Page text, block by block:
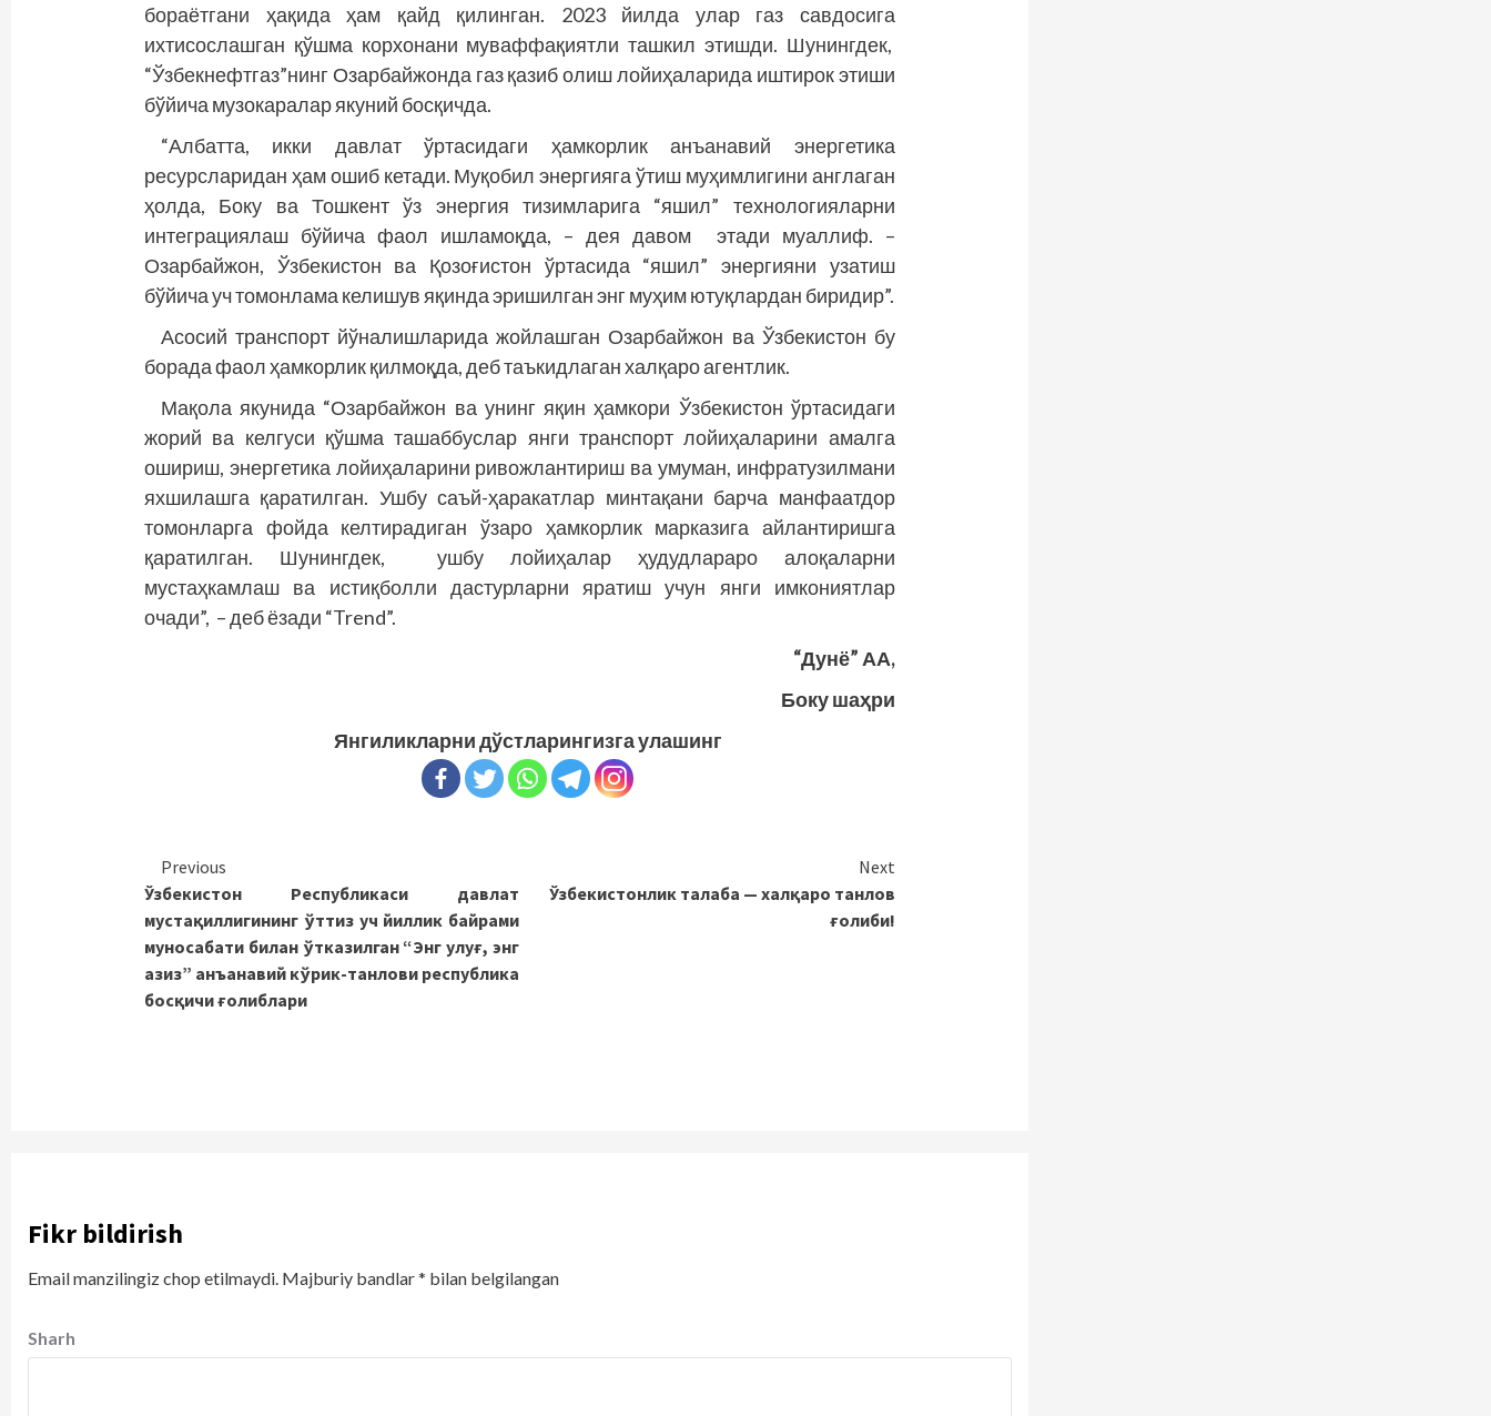
бораётгани ҳақида ҳам қайд қилинган. 2023 йилда улар газ савдосига
ихтисослашган қўшма корхонани муваффақиятли ташкил этишди. Шунингдек,
“Ўзбекнефтгаз”нинг Озарбайжонда газ қазиб олиш лойиҳаларида иштирок этиши
бўйича музокаралар якуний босқичда.
“Албатта, икки давлат ўртасидаги ҳамкорлик анъанавий энергетика
ресурсларидан ҳам ошиб кетади. Муқобил энергияга ўтиш муҳимлигини англаган
ҳолда, Боку ва Тошкент ўз энергия тизимларига “яшил” технологияларни
интеграциялаш бўйича фаол ишламоқда, – дея давом этади муаллиф. –
Озарбайжон, Ўзбекистон ва Қозоғистон ўртасида “яшил” энергияни узатиш
бўйича уч томонлама келишув яқинда эришилган энг муҳим ютуқлардан биридир”.
Асосий транспорт йўналишларида жойлашган Озарбайжон ва Ўзбекистон бу
борада фаол ҳамкорлик қилмоқда, деб таъкидлаган халқаро агентлик.
Мақола якунида “Озарбайжон ва унинг яқин ҳамкори Ўзбекистон ўртасидаги
жорий ва келгуси қўшма ташаббуслар янги транспорт лойиҳаларини амалга
ошириш, энергетика лойиҳаларини ривожлантириш ва умуман, инфратузилмани
яхшилашга қаратилган. Ушбу саъй-ҳаракатлар минтақани барча манфаатдор
томонларга фойда келтирадиган ўзаро ҳамкорлик марказига айлантиришга
қаратилган. Шунингдек, ушбу лойиҳалар ҳудудлараро алоқаларни
мустаҳкамлаш ва истиқболли дастурларни яратиш учун янги имкониятлар
очади”, – деб ёзади “Trend”.
“Дунё” АА,
Боку шаҳри
Янгиликларни дўстларингизга улашинг
Continue
Reading
Previous
Ўзбекистон Республикаси давлат
мустақиллигининг ўттиз уч йиллик байрами
муносабати билан ўтказилган “Энг улуғ, энг
азиз” анъанавий кўрик-танлови республика
босқичи ғолиблари
Next
Ўзбекистонлик талаба — халқаро танлов
ғолиби!
Fikr bildirish
Email manzilingiz chop etilmaydi. Majburiy bandlar* bilan belgilangan
Sharh